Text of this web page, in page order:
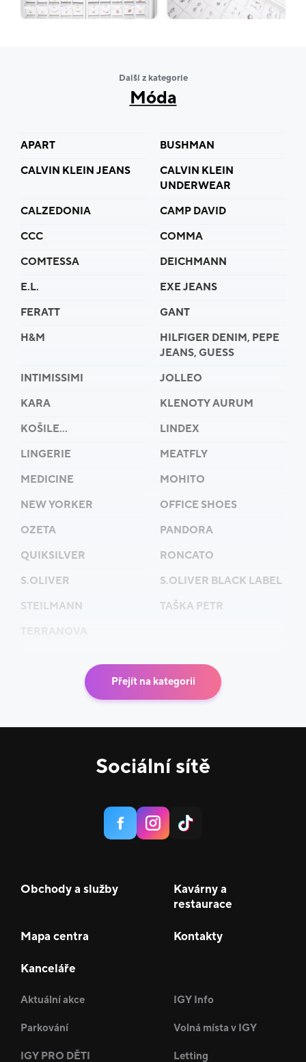
řetízky
Další z kategorie
Móda
APART
BUSHMAN
CALVIN KLEIN JEANS
CALVIN KLEIN
UNDERWEAR
CALZEDONIA
CAMP DAVID
CCC
COMMA
COMTESSA
DEICHMANN
E.L.
EXE JEANS
FERATT
GANT
H&M
HILFIGER DENIM, PEPE
JEANS, GUESS
INTIMISSIMI
JOLLEO
KARA
KLENOTY AURUM
KOŠILE...
LINDEX
LINGERIE
MEATFLY
MEDICINE
MOHITO
NEW YORKER
OFFICE SHOES
OZETA
PANDORA
QUIKSILVER
RONCATO
S.OLIVER
S.OLIVER BLACK LABEL
STEILMANN
TAŠKA PETR
Přejít na kategorii
Sociální sítě
Obchody a služby
Kavárny a
restaurace
Mapa centra Kontakty
Kanceláře
Aktuální akce IGY Info
Parkování Volná místa v IGY
IGY PRO DĚTI Letting